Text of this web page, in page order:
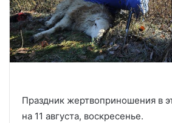
Праздник жертвоприношения в
на 11 августа, воскресенье.